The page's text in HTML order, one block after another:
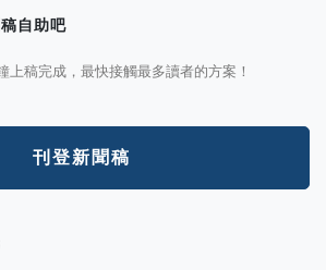
自助吧
上稿完成，最快接觸最多讀者的方案！
刊登新聞稿